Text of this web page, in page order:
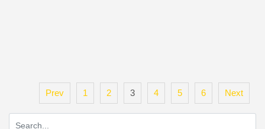
Prev 1 2 3 4 5 6 Next